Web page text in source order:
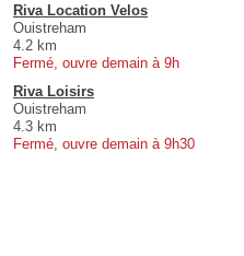
Riva Location Velos
Ouistreham
4.2 km
Fermé, ouvre demain à 9h
Riva Loisirs
Ouistreham
4.3 km
Fermé, ouvre demain à 9h30